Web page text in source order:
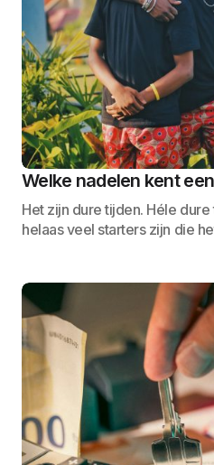
Welke nadelen kent
Het zijn dure tijden. Héle
helaas veel starters zijn die